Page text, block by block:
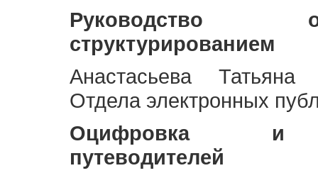
Руководство
структурированием
Анастасьева Татьяна
Отдела электронных
Оцифровка и
путеводителей